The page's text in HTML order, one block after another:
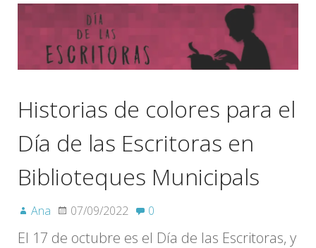
Historias de colores para el
Día de las Escritoras en
Biblioteques Municipals
Ana 07/09/2022 0
El 17 de octubre es el Día de las Escritoras, y